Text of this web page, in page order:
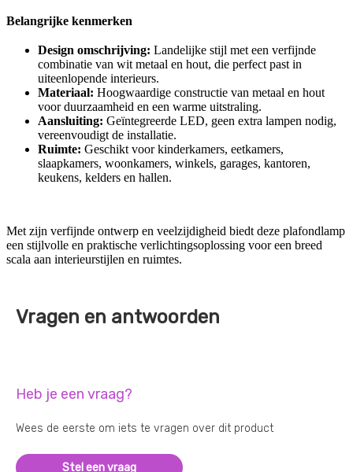
Belangrijke kenmerken
Design omschrijving: Landelijke stijl met een verfijnde
combinatie van wit metaal en hout, die perfect past in
uiteenlopende interieurs.
Materiaal: Hoogwaardige constructie van metaal en hout
voor duurzaamheid en een warme uitstraling.
Aansluiting: Geïntegreerde LED, geen extra lampen nodig,
vereenvoudigt de installatie.
Ruimte: Geschikt voor kinderkamers, eetkamers,
slaapkamers, woonkamers, winkels, garages, kantoren,
keukens, kelders en hallen.
Met zijn verfijnde ontwerp en veelzijdigheid biedt deze plafondlamp
een stijlvolle en praktische verlichtingsoplossing voor een breed
scala aan interieurstijlen en ruimtes.
Vragen en antwoorden
Heb je een vraag?
Wees de eerste om iets te vragen over dit product
Stel een vraag